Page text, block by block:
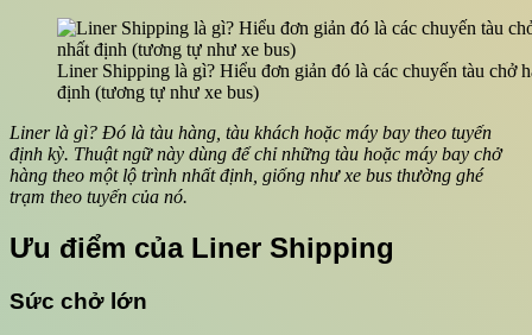
Liner Shipping là gì? Hiểu đơn giản đó là các chuyến tàu chở
định (tương tự như xe bus)
Liner là gì? Đó là tàu hàng, tàu khách hoặc máy bay theo tuyến
định kỳ. Thuật ngữ này dùng để chỉ những tàu hoặc máy bay chở
hàng theo một lộ trình nhất định, giống như xe bus thường ghé
trạm theo tuyến của nó.
Ưu điểm của Liner Shipping
Sức chở lớn